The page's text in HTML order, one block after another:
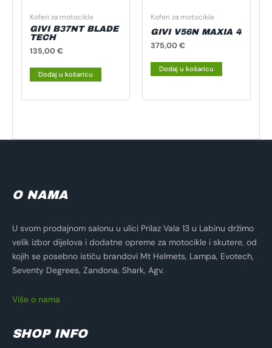
Koferi za motocikle
GIVI B37NT BLADE
TECH
135,00€
Dodaj u košaricu
Koferi za motocikle
GIVI V56N MAXIA 4
375,00€
Dodaj u košaricu
O NAMA
U svom prodajnom salonu u ulici Prilaz Vala 13 u Labinu držimo
velik izbor dijelova i dodatne opreme za motocikle i skutere, od
kojih se posebno ističu brandovi Mt Helmets, Lampa, Evotech,
Seventy Degrees, Zandona, Shark, Agv.
Više o nama
SHOP INFO